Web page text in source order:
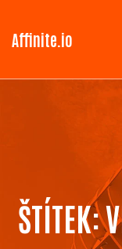
Affinite.io
ŠTÍTEK: